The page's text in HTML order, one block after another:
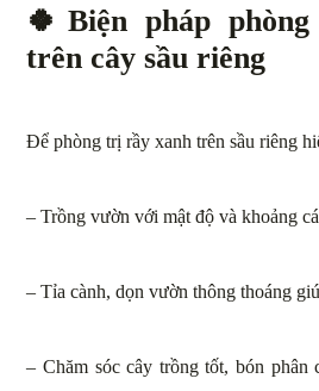
🍀 Biện pháp
trên cây sầu riêng
Để phòng trị rầy xanh trên sầu riêng
– Trồng vườn với mật độ và khoảng
– Tỉa cành, dọn vườn thông thoáng
– Chăm sóc cây trồng tốt, bón